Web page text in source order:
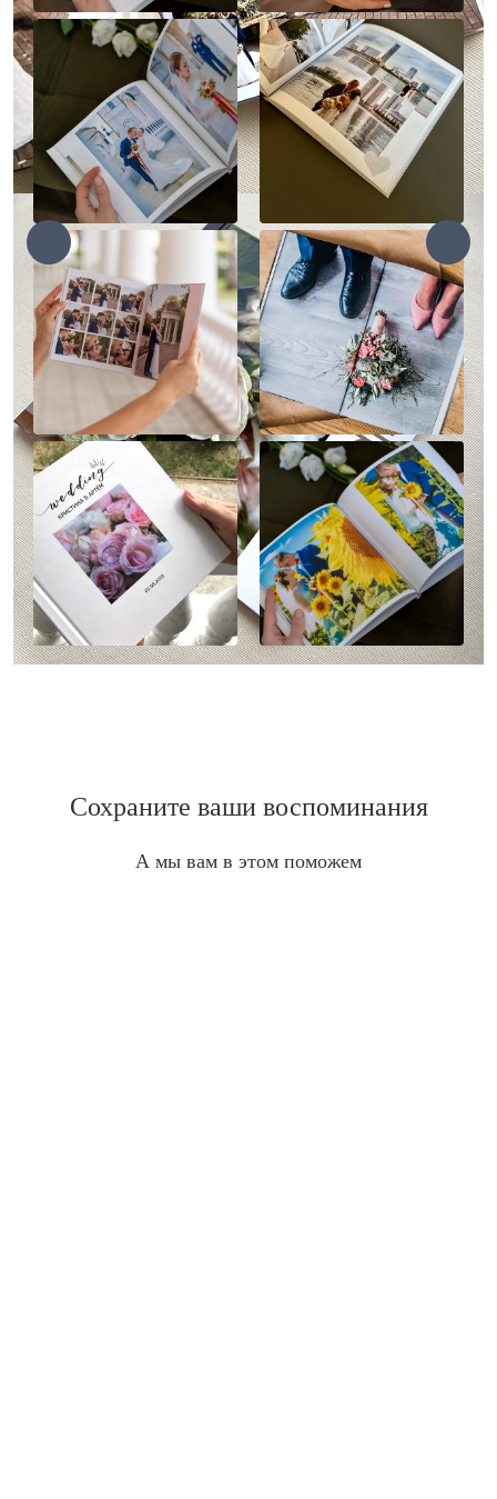
Сохраните ваши воспоминания
А мы вам в этом поможем